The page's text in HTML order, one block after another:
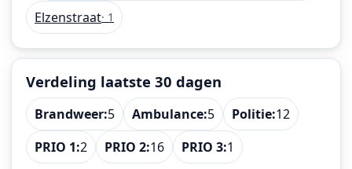
Elzenstraat· 1
Verdeling laatste 30 dagen
Brandweer:5 Ambulance:5 Politie:12
PRIO 1:2 PRIO 2:16 PRIO 3:1